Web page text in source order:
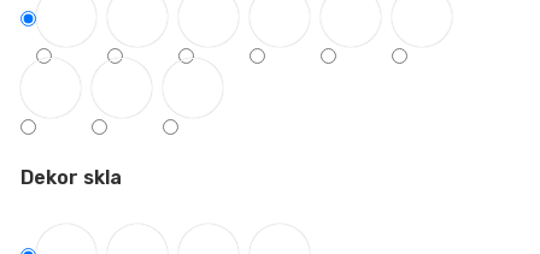
Dekor skla